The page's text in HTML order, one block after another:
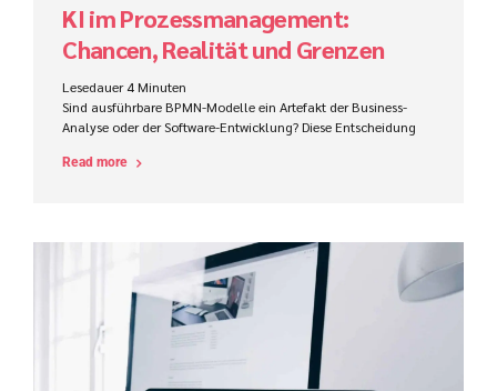
KI im Prozessmanagement:
Chancen, Realität und Grenzen
Lesedauer 4 Minuten
Sind ausführbare BPMN-Modelle ein Artefakt der Business-
Analyse oder der Software-Entwicklung? Diese Entscheidung
den Projekterfolg im ProCode-Bereich maßgeblich.
Read more